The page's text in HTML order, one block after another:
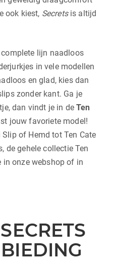
ook kiest, Secretsis altijd
complete lijn naadloos
in vele modellen
en glad, kies dan
zonder kant. Ga je
dan vindt je in deTen
jouw favoriete model!
of Hemd tot Ten Cate
de gehele collectie Ten
in onze webshop of in